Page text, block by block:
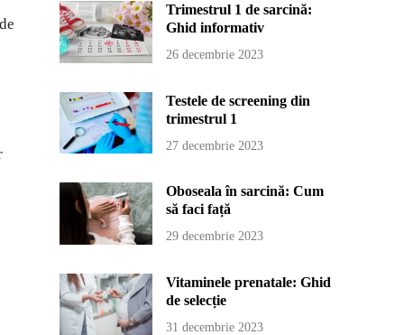
Trimestrul 1 de sarcină:
Ghid informativ
26 decembrie 2023
Testele de screening din
trimestrul 1
27 decembrie 2023
Oboseala în sarcină: Cum
să faci față
29 decembrie 2023
Vitaminele prenatale: Ghid
de selecție
31 decembrie 2023